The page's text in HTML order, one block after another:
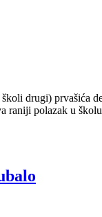
drugi) prvašića
raniji polazak u